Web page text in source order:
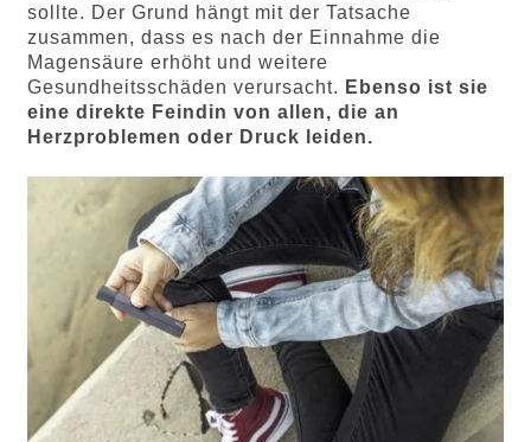
sollte. Der Grund hängt mit der Tatsache
zusammen, dass es nach der Einnahme die
Magensäure erhöht und weitere
Gesundheitsschäden verursacht. Ebenso ist sie
eine direkte Feindin von allen, die an
Herzproblemen oder Druck leiden.